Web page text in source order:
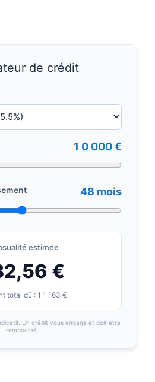
de crédit
1 0 000 €
48 mois
estimée
€
total dû : 1 1 163 €
Un crédit vous engage et doit être
remboursé.